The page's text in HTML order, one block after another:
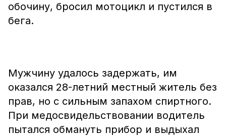
обочину, бросил мотоцикл и пустился в
бега.
Мужчину удалось задержать, им
оказался 28-летний местный житель без
прав, но с сильным запахом спиртного.
При медосвидельствовании водитель
пытался обмануть прибор и выдыхал